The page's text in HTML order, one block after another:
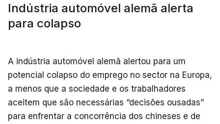
Indústria automóvel alemã alerta
para colapso
A indústria automóvel alemã alertou para um
potencial colapso do emprego no sector na Europa,
a menos que a sociedade e os trabalhadores
aceitem que são necessárias “decisões ousadas”
para enfrentar a concorrência dos chineses e de